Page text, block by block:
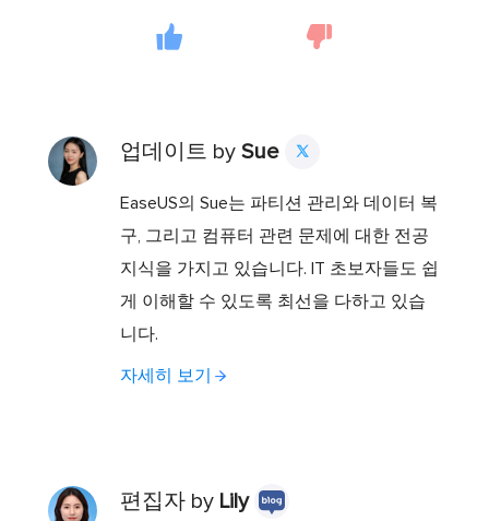
업데이트 bySue 
EaseUS의 Sue는 파티션 관리와 데이터 복
구, 그리고 컴퓨터 관련 문제에 대한 전공
지식을 가지고 있습니다. IT 초보자들도 쉽
게 이해할 수 있도록 최선을 다하고 있습
니다.
자세히 보기
편집자 by Lily